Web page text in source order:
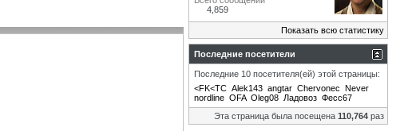
4,859
Показать всю статистику
Последние посетители
Последние 10 посетителя(ей) этой страницы:
<FK<TC Alek143 angtar Chervonec Never
nordline OFA Oleg08 Ладовоз Фесс67
Эта страница была посещена 110,764 раз